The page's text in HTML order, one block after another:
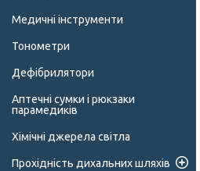
Медичні інструменти
Тонометри
Дефібрилятори
Аптечні сумки і рюкзаки
парамедиків
Хімічні джерела світла
Прохідність дихальних шляхів